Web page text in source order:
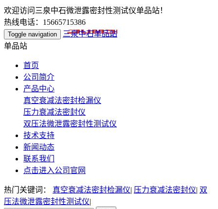
欢迎访问三泉中石微泄露密封性测试仪单品站！
热线电话：15665715386
Toggle navigation
三泉中石单品站
单品站
首页
公司简介
产品中心
真空衰减法密封检漏仪
压力衰减法密封仪
双压法微泄露密封性测试仪
技术支持
新闻动态
联系我们
点击进入公司官网
热门关键词： 真空衰减法密封检漏仪| 压力衰减法密封仪| 双
压法微泄露密封性测试仪|